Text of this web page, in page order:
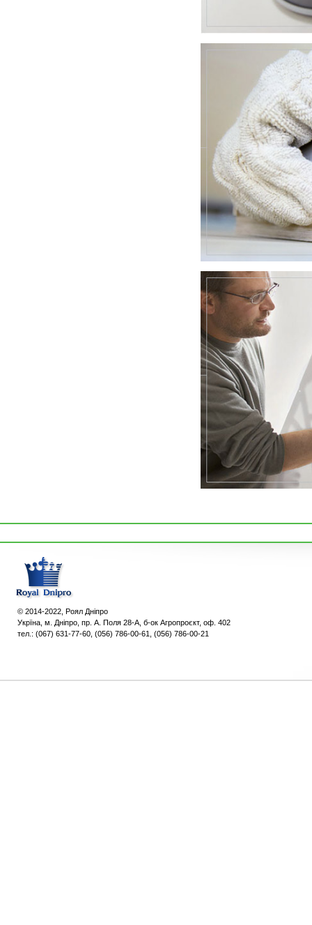
© 2014-2022, Роял Дніпро
Укpїна, м. Дніпро, пр. А. Поля 28-А, б-ок Агропроєкт, оф. 402
тел.: (067) 631-77-60, (056) 786-00-61, (056) 786-00-21